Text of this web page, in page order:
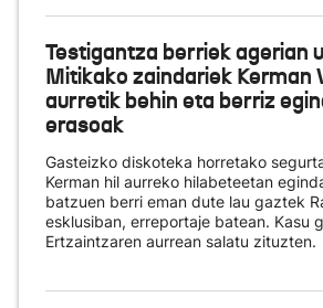
Testigantza berriek agerian
Mitikako zaindariek Kerman
aurretik behin eta berriz
erasoak
Gasteizko diskoteka horretako
Kerman hil aurreko hilabeteetan
batzuen berri eman dute lau gaztek
esklusiban, erreportaje batean. Kasu
Ertzaintzaren aurrean salatu zituzten.